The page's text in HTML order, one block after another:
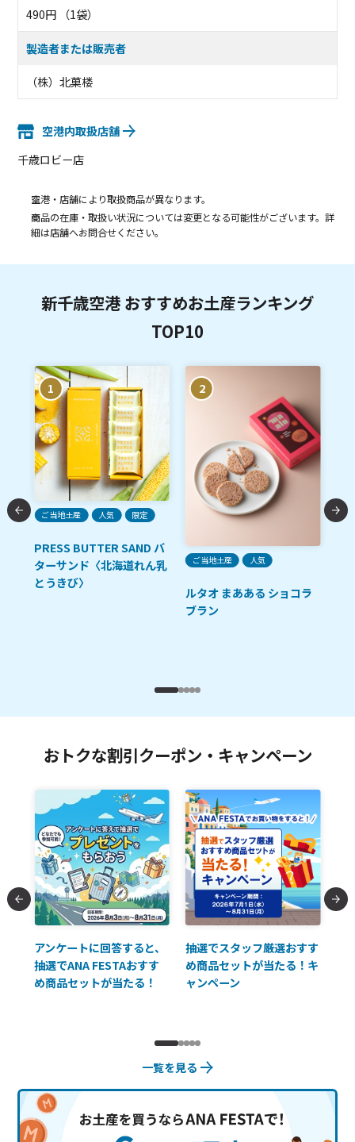
490円 （1袋）
製造者または販売者
（株）北菓楼
空港内取扱店舗
千歳ロビー店
空港・店舗により取扱商品が異なります。
商品の在庫・取扱い状況については変更となる可能性がございます。詳
細は店舗へお問合せください。
新千歳空港 おすすめお土産ランキング
TOP10
1
ご当地土産 人気 限定
PRESS BUTTER SAND バ
ターサンド〈北海道れん乳
とうきび〉
2
ご当地土産 人気
ルタオ まあある ショコラ
ブラン
おトクな割引クーポン・キャンペーン
アンケートに回答すると、
抽選でANA FESTAおすす
め商品セットが当たる！
抽選でスタッフ厳選おすす
め商品セットが当たる！キ
ャンペーン
一覧を見る